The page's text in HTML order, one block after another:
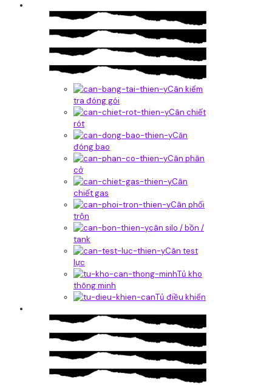
Cân kiểm
tra đóng gói
Cân chiết
rót
Căn
đóng bao
Cân phân
cở
Cân
chiết gas
Cân phối
trộn
cân silo / bồn /
tank
Cân test
lực
Tủ kho
thông minh
Tủ điều khiển